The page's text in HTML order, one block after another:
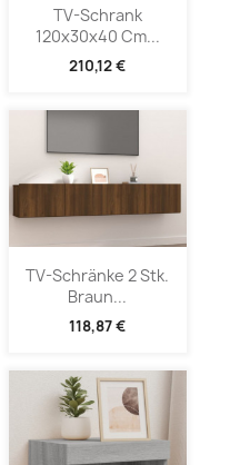
TV-Schrank
120x30x40 Cm...
210,12 €
TV-Schränke 2 Stk.
Braun...
118,87 €